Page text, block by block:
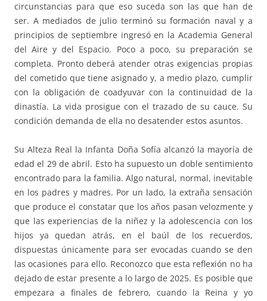
circunstancias para que eso suceda son las que han de
ser. A mediados de julio terminó su formación naval y a
principios de septiembre ingresó en la Academia General
del Aire y del Espacio. Poco a poco, su preparación se
completa. Pronto deberá atender otras exigencias propias
del cometido que tiene asignado y, a medio plazo, cumplir
con la obligación de coadyuvar con la continuidad de la
dinastía. La vida prosigue con el trazado de su cauce. Su
condición demanda de ella no desatender estos asuntos.
Su Alteza Real la Infanta Doña Sofía alcanzó la mayoría de
edad el 29 de abril. Esto ha supuesto un doble sentimiento
encontrado para la familia. Algo natural, normal, inevitable
en los padres y madres. Por un lado, la extraña sensación
que produce el constatar que los años pasan velozmente y
que las experiencias de la niñez y la adolescencia con los
hijos ya quedan atrás, en el baúl de los recuerdos,
dispuestas únicamente para ser evocadas cuando se den
las ocasiones para ello. Reconozco que esta reflexión no ha
dejado de estar presente a lo largo de 2025. Es posible que
empezara a finales de febrero, cuando la Reina y yo